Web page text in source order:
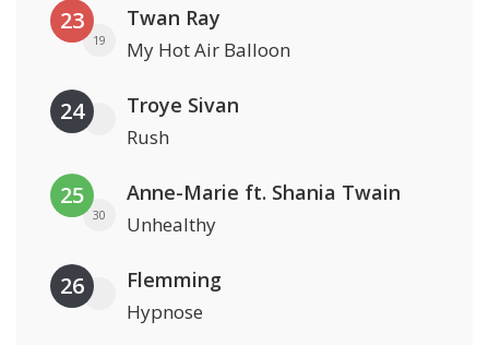
23
19
Twan Ray
My Hot Air Balloon
24 Troye Sivan
Rush
25
30
Anne-Marie ft. Shania Twain
Unhealthy
26 Flemming
Hypnose